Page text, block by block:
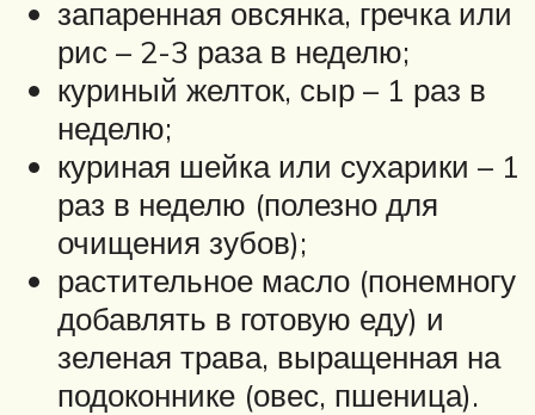
запаренная овсянка, гречка или
рис – 2-3 раза в неделю;
куриный желток, сыр – 1 раз в
неделю;
куриная шейка или сухарики – 1
раз в неделю (полезно для
очищения зубов);
растительное масло (понемногу
добавлять в готовую еду) и
зеленая трава, выращенная на
подоконнике (овес, пшеница).